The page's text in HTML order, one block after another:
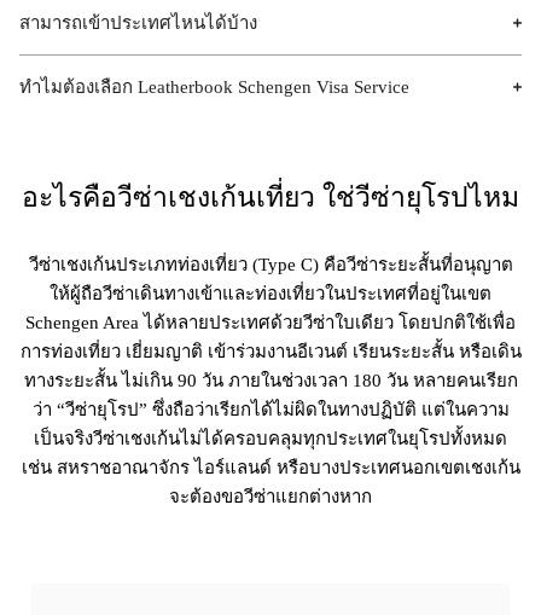
สามารถเข้าประเทศไหนได้บ้าง
ทำไมต้องเลือก​ Leatherbook Schengen Visa Service
อะไรคือวีซ่าเชงเก้นเที่ยว ใช่วีซ่ายุโรปไหม
วีซ่าเชงเก้นประเภทท่องเที่ยว (Type C) คือวีซ่าระยะสั้นที่อนุญาต
ให้ผู้ถือวีซ่าเดินทางเข้าและท่องเที่ยวในประเทศที่อยู่ในเขต
Schengen Area ได้หลายประเทศด้วยวีซ่าใบเดียว โดยปกติใช้เพื่อ
การท่องเที่ยว เยี่ยมญาติ เข้าร่วมงานอีเวนต์ เรียนระยะสั้น หรือเดิน
ทางระยะสั้น ไม่เกิน 90 วัน ภายในช่วงเวลา 180 วัน หลายคนเรียก
ว่า “วีซ่ายุโรป” ซึ่งถือว่าเรียกได้ไม่ผิดในทางปฏิบัติ แต่ในความ
เป็นจริงวีซ่าเชงเก้นไม่ได้ครอบคลุมทุกประเทศในยุโรปทั้งหมด
เช่น สหราชอาณาจักร ไอร์แลนด์ หรือบางประเทศนอกเขตเชงเก้น
จะต้องขอวีซ่าแยกต่างหาก